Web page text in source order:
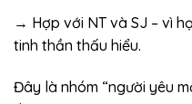
→ Hợp với NT và SJ – vì
tinh thần thấu hiểu.
Đây là nhóm “người yêu